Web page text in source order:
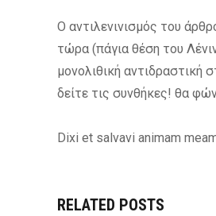
Ο αντιλενινισμός του
τώρα (πάγια θέση του
μονολιθική αντιδραστική
δείτε τις συνθήκες! θα
Dixi et salvavi animam
RELATED POSTS